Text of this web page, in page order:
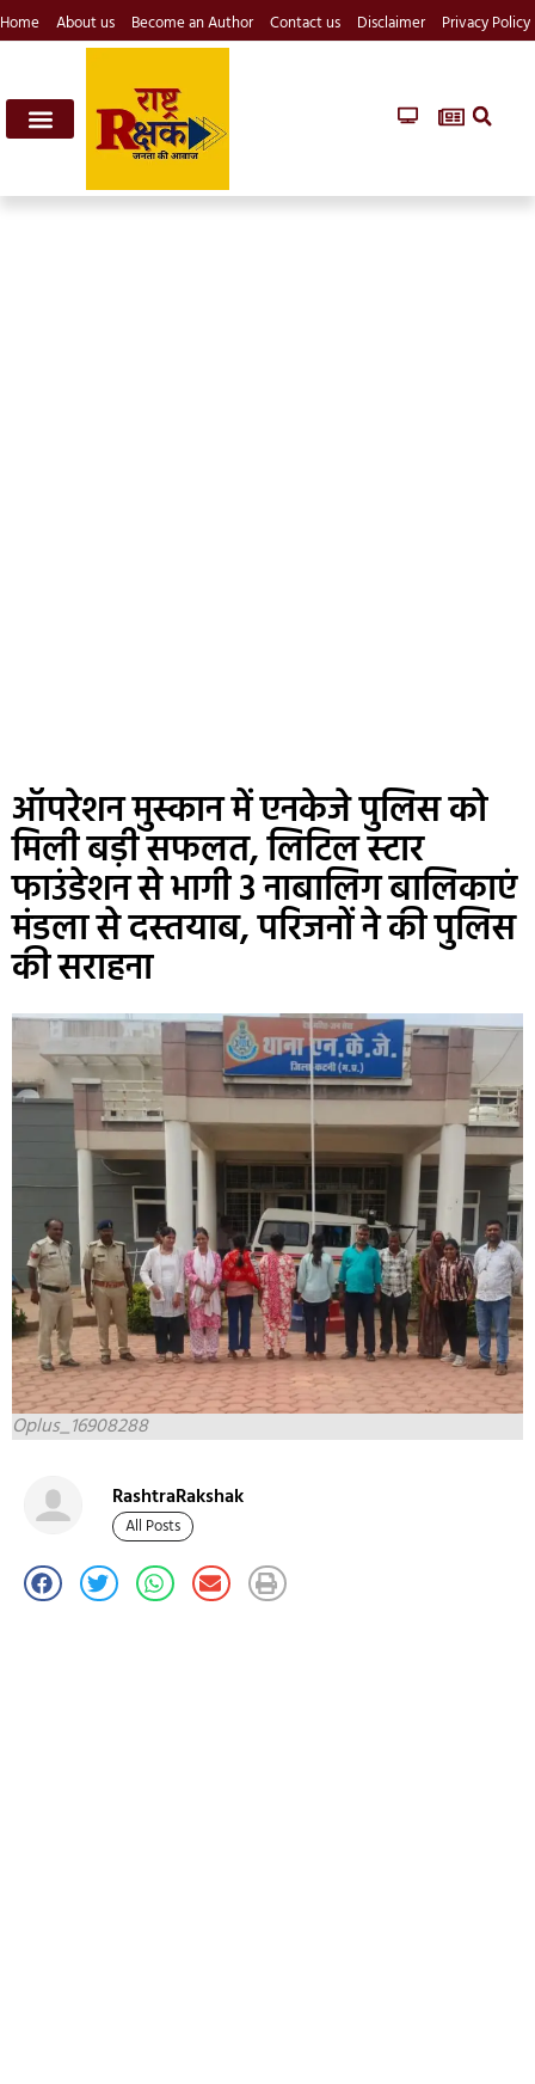
Home About us Become an Author Contact us Disclaimer Privacy Policy
ऑपरेशन मुस्कान में एनकेजे पुलिस को
मिली बड़ी सफलत, लिटिल स्टार
फाउंडेशन से भागी 3 नाबालिग बालिकाएं
मंडला से दस्तयाब, परिजनों ने की पुलिस
की सराहना
Oplus_16908288
RashtraRakshak
All Posts